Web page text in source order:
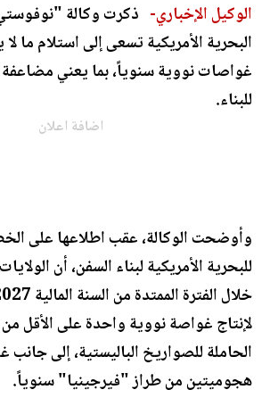
الوكيل الإخباري- ذكرت وكالة
البحرية الأمريكية تسعى إلى استلام ما
غواصات نووية سنوياً، بما يعني مضاعفة
للبناء.
اضافة اعلان
وأوضحت الوكالة، عقب اطلاعها على
للبحرية الأمريكية لبناء السفن، أن
لإنتاج غواصة نووية واحدة على الأقل
الحاملة للصواريخ الباليستية، إلى
هجوميتين من طراز "فيرجينيا" سنوياً.